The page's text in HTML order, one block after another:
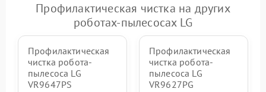
Профилактическая чистка на других
роботах-пылесосах LG
Профилактическая
чистка робота-
пылесоса LG
VR9647PS
Профилактическая
чистка робота-
пылесоса LG
VR9627PG